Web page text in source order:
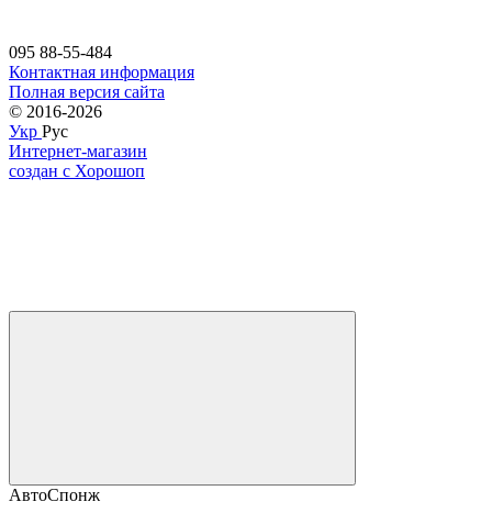
095 88-55-484
Контактная информация
Полная версия сайта
© 2016-2026
Укр Рус
Интернет-магазин
создан с Хорошоп
АвтоСпонж